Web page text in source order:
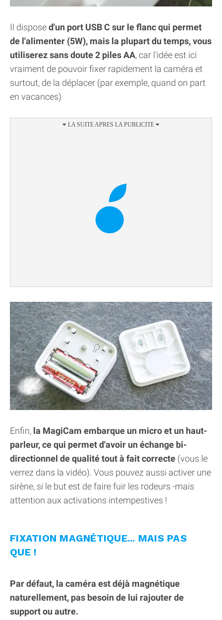
Il disposed'un port USB C sur le flanc qui permet
de l'alimenter (5W), mais la plupart du temps, vous
utiliserez sans doute 2 piles AA, car l'idée est ici
vraiment de pouvoir fixer rapidement la caméra et
surtout, de la déplacer (par exemple, quand on part
en vacances)
Enfin, la MagiCam embarque un micro et un haut-
parleur, ce qui permet d'avoir un échange bi-
directionnel de qualité tout à fait correcte (vous le
verrez dans la vidéo). Vous pouvez aussi activer une
sirène, si le but est de faire fuir les rodeurs -mais
attention aux activations intempestives !
FIXATION MAGNÉTIQUE... MAIS PAS
QUE !
Par défaut, la caméra est déjà magnétique
naturellement, pas besoin de lui rajouter de
support ou autre.